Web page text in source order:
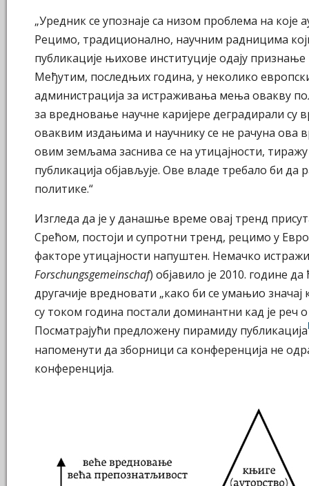
„Уредник се упознаје са низом проблема на
Рецимо, традиционално, научним радницима
публикације њихове институције одају
Међутим, последњих година, у неколико
администрацијa за истраживања мења овакву
за вредновање научне каријере деградирали су
оваквим издањима и научнику се не рачуна ова
овим земљама заснива се на утицајности,
публикација објављује. Ове владе требало би да
политике.“
Изгледа да је у данашње време овај тренд
Срећом, постоји и супротни тренд, рецимо у
факторе утицајности напуштен. Немачко
Forschungsgemeinschaf) објавило је 2010. године
другачије вредновати „како би се умањио
су током година постали доминантни кад је реч
Посматрајући предложену пирамиду публикација
напоменути да зборници са конференција не
конференција.